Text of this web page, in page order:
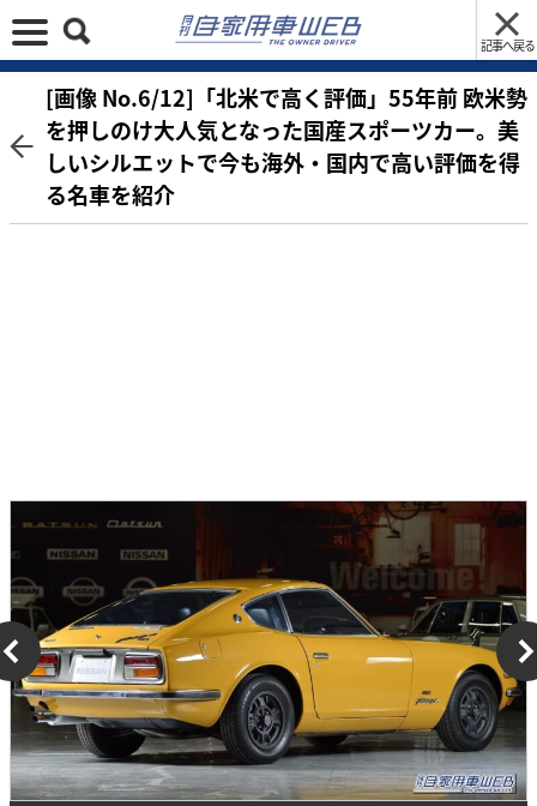
記事へ戻る
[画像 No.6/12]「北米で高く評価」55年前 欧米勢
を押しのけ大人気となった国産スポーツカー。美
しいシルエットで今も海外・国内で高い評価を得
る名車を紹介